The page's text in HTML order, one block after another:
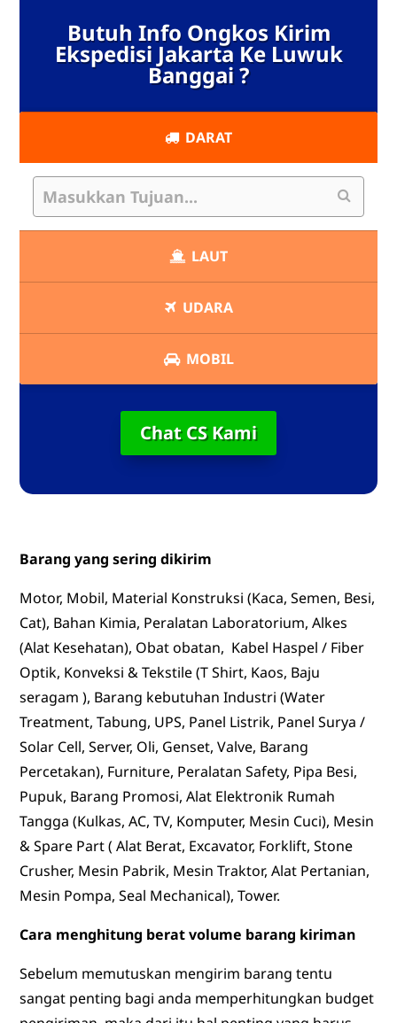
Butuh Info Ongkos Kirim
Ekspedisi Jakarta Ke Luwuk
Banggai ?
DARAT
LAUT
UDARA
MOBIL
Chat CS Kami
Barang yang sering dikirim
Motor, Mobil, Material Konstruksi (Kaca, Semen, Besi,
Cat), Bahan Kimia, Peralatan Laboratorium, Alkes
(Alat Kesehatan), Obat obatan, Kabel Haspel / Fiber
Optik, Konveksi & Tekstile (T Shirt, Kaos, Baju
seragam ), Barang kebutuhan Industri (Water
Treatment, Tabung, UPS, Panel Listrik, Panel Surya /
Solar Cell, Server, Oli, Genset, Valve, Barang
Percetakan), Furniture, Peralatan Safety, Pipa Besi,
Pupuk, Barang Promosi, Alat Elektronik Rumah
Tangga (Kulkas, AC, TV, Komputer, Mesin Cuci), Mesin
& Spare Part ( Alat Berat, Excavator, Forklift, Stone
Crusher, Mesin Pabrik, Mesin Traktor, Alat Pertanian,
Mesin Pompa, Seal Mechanical), Tower.
Cara menghitung berat volume barang kiriman
Sebelum memutuskan mengirim barang tentu
sangat penting bagi anda memperhitungkan budget